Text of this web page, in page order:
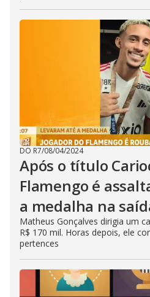
DO R7/08/04/2024
Após o título
Flamengo é
a medalha na
Matheus Gonçalves dirigia um
R$ 170 mil. Horas depois, ele
pertences